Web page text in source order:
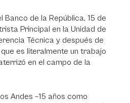
Banco de la República, 15 de
Principal en la Unidad de
Técnica y después de
es literalmente un trabajo
en el campo de la
Andes –15 años como